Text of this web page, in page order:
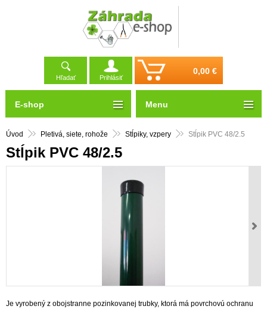
Hľadať Prihlásiť
0,00 €
Úvod Pletivá, siete, rohože Stĺpiky, vzpery Stĺpik PVC 48/2.5
Stĺpik PVC 48/2.5
Je vyrobený z obojstranne pozinkovanej trubky, ktorá má povrchovú ochranu
E-shop Menu